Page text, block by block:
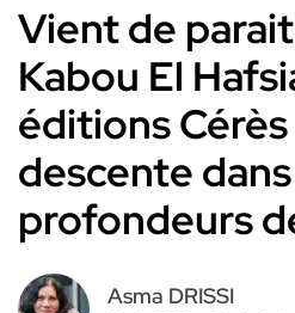
Vient de
Kabou El
éditions Cérès
descente
profondeurs
Asma DRISSI